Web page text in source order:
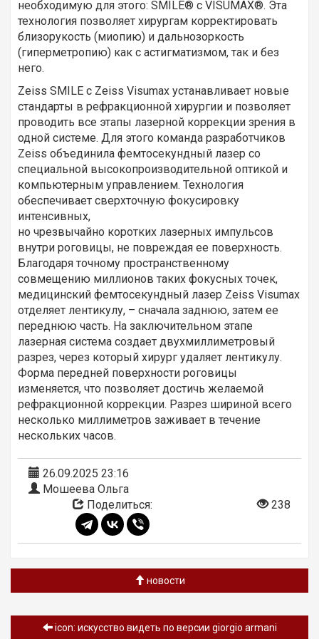
необходимую для этого: SMILE® с VISUMAX®. Эта
технология позволяет хирургам корректировать
близорукость (миопию) и дальнозоркость
(гиперметропию) как с астигматизмом, так и без
него.
Zeiss SMILE с Zeiss Visumax устанавливает новые
стандарты в рефракционной хирургии и позволяет
проводить все этапы лазерной коррекции зрения в
одной системе. Для этого команда разработчиков
Zeiss объединила фемтосекундный лазер со
специальной высокопроизводительной оптикой и
компьютерным управлением. Технология
обеспечивает сверхточную фокусировку
интенсивных,
но чрезвычайно коротких лазерных импульсов
внутри роговицы, не повреждая ее поверхность.
Благодаря точному пространственному
совмещению миллионов таких фокусных точек,
медицинский фемтосекундный лазер Zeiss Visumax
отделяет лентикулу, – сначала заднюю, затем ее
переднюю часть. На заключительном этапе
лазерная система создает двухмиллиметровый
разрез, через который хирург удаляет лентикулу.
Форма передней поверхности роговицы
изменяется, что позволяет достичь желаемой
рефракционной коррекции. Разрез шириной всего
несколько миллиметров заживает в течение
нескольких часов.
26.09.2025 23:16
Мошеева Ольга
Поделиться:
238
новости
icon: искусство видеть по версии giorgio armani